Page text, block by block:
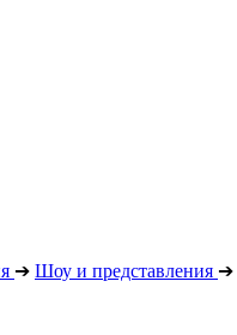
➔ Шоу и представления ➔